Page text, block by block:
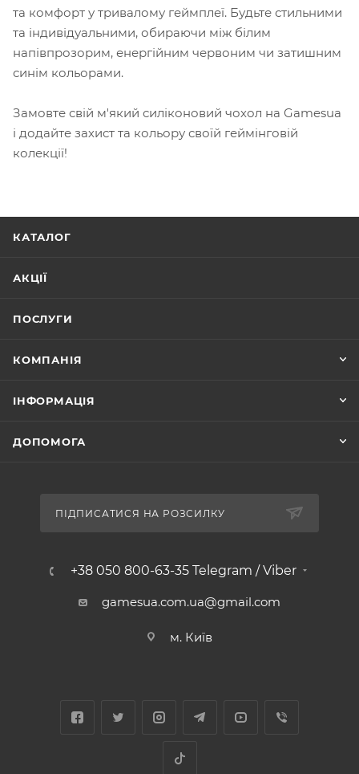
та комфорт у тривалому геймплеї. Будьте стильними
та індивідуальними, обираючи між білим
напівпрозорим, енергійним червоним чи затишним
синім кольорами.
Замовте свій м'який силіконовий чохол на Gamesua
і додайте захист та кольору своїй геймінговій
колекції!
КАТАЛОГ
АКЦІЇ
ПОСЛУГИ
КОМПАНІЯ
ІНФОРМАЦІЯ
ДОПОМОГА
ПІДПИСАТИСЯ НА РОЗСИЛКУ
+38 050 800-63-35 Telegram / Viber
gamesua.com.ua@gmail.com
м. Київ